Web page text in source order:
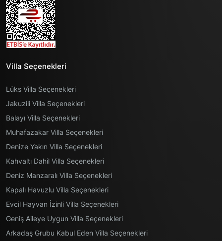
Villa Seçenekleri
Lüks Villa Seçenekleri
Jakuzili Villa Seçenekleri
Balayı Villa Seçenekleri
Muhafazakar Villa Seçenekleri
Denize Yakın Villa Seçenekleri
Kahvaltı Dahil Villa Seçenekleri
Deniz Manzaralı Villa Seçenekleri
Kapalı Havuzlu Villa Seçenekleri
Evcil Hayvan İzinli Villa Seçenekleri
Geniş Aileye Uygun Villa Seçenekleri
Arkadaş Grubu Kabul Eden Villa Seçenekleri